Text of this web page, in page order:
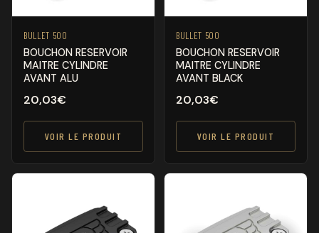
BULLET 500
BOUCHON RESERVOIR
MAITRE CYLINDRE
AVANT ALU
20,03€
VOIR LE PRODUIT
BULLET 500
BOUCHON RESERVOIR
MAITRE CYLINDRE
AVANT BLACK
20,03€
VOIR LE PRODUIT